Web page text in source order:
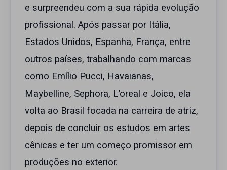
e surpreendeu com a sua rápida evolução
profissional. Após passar por Itália,
Estados Unidos, Espanha, França, entre
outros países, trabalhando com marcas
como Emílio Pucci, Havaianas,
Maybelline, Sephora, L’oreal e Joico, ela
volta ao Brasil focada na carreira de atriz,
depois de concluir os estudos em artes
cênicas e ter um começo promissor em
produções no exterior.